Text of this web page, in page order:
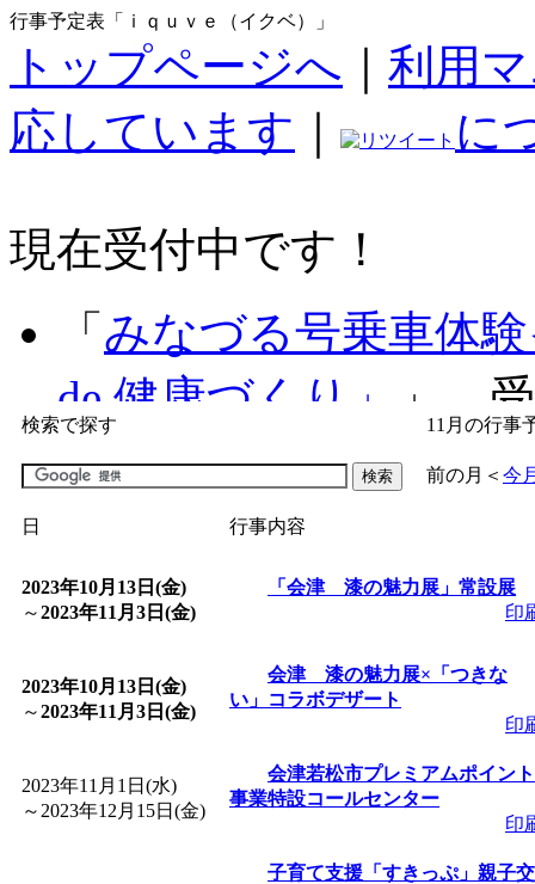
行事予定表「ｉｑｕｖｅ（イクベ）」
トップページへ
利用
応しています
に
現在受付中です！
「 みなづる号乗車体
de 健康づくり」
」 受
「子育て交流広場「
間：2026/07/09～
「皆鶴姫のこびる塾
」 受付期間：～
「子育て講座「ばん
2026/07/10～2026/08/
子育て交流広場「
検索で探す 11月の行事
前の月 ＜ 今
日 行事内容
2023年10月13日(金)
～2023年11月3日(金)
「会津 漆の魅力展」常設展
印
2023年10月13日(金)
～2023年11月3日(金)
会津 漆の魅力展×「つきな
い」コラボデザート
印
2023年11月1日(水)
～ 2023年12月15日(金)
会津若松市プレミアムポイント
事業特設コールセンター
印
子育て支援「すきっぷ」親子交